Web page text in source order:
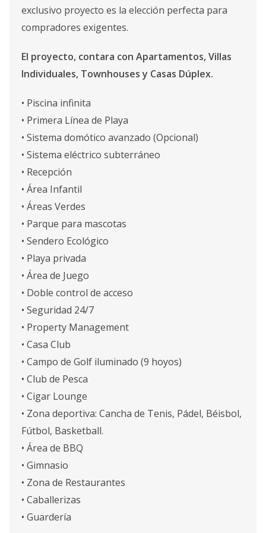
exclusivo proyecto es la elección perfecta para
compradores exigentes.
El proyecto, contara con Apartamentos, Villas
Individuales, Townhouses y Casas Dúplex.
• Piscina infinita
• Primera Línea de Playa
• Sistema domótico avanzado (Opcional)
• Sistema eléctrico subterráneo
• Recepción
• Área Infantil
• Áreas Verdes
• Parque para mascotas
• Sendero Ecológico
• Playa privada
• Área de Juego
• Doble control de acceso
• Seguridad 24/7
• Property Management
• Casa Club
• Campo de Golf iluminado (9 hoyos)
• Club de Pesca
• Cigar Lounge
• Zona deportiva: Cancha de Tenis, Pádel, Béisbol,
Fútbol, Basketball.
• Área de BBQ
• Gimnasio
• Zona de Restaurantes
• Caballerizas
• Guardería